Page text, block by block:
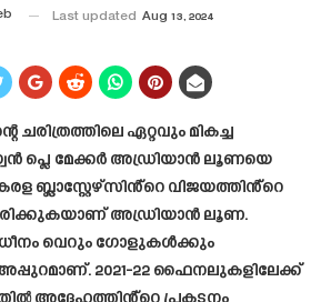
Last updated Aug 13, 2024
ചരിത്രത്തിലെ ഏറ്റവും മികച്ച
പ്ലെ മേക്കർ അഡ്രിയാൻ ലൂണയെ
ബ്ലാസ്റ്റേഴ്സിൻ്റെ വിജയത്തിൻ്റെ
അഡ്രിയാൻ ലൂണ.
വെറും ഗോളുകൾക്കും
2021-22 ഫൈനലുകളിലേക്ക്